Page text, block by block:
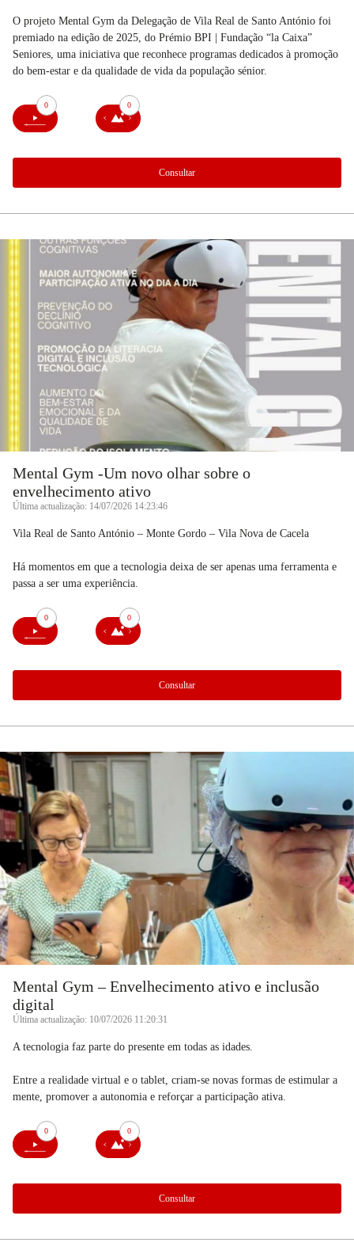
O projeto Mental Gym da Delegação de Vila Real de Santo António foi
premiado na edição de 2025, do Prémio BPI | Fundação “la Caixa”
Seniores, uma iniciativa que reconhece programas dedicados à promoção
do bem-estar e da qualidade de vida da população sénior.
0 0
Consultar
Mental Gym -Um novo olhar sobre o
envelhecimento ativo
Última actualização: 14/07/2026 14:23:46
Vila Real de Santo António – Monte Gordo – Vila Nova de Cacela
Há momentos em que a tecnologia deixa de ser apenas uma ferramenta e
passa a ser uma experiência.
0 0
Consultar
Mental Gym – Envelhecimento ativo e inclusão
digital
Última actualização: 10/07/2026 11:20:31
A tecnologia faz parte do presente em todas as idades.
Entre a realidade virtual e o tablet, criam-se novas formas de estimular a
mente, promover a autonomia e reforçar a participação ativa.
0 0
Consultar